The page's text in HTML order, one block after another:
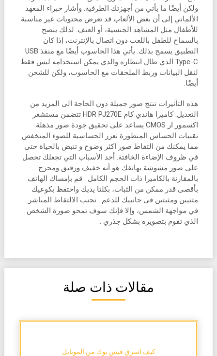
ولكن أيضًا ما يأتي من أجهزتك الطرفية. وأشار خبراء المعهد
الألماني إلى أن بعض الألعاب قد تعرض محتويات غير مناسبة
للأطفال مثل المشاهد الجنسية، أو العنف. لذلك ينصح
بالسماح للطفل باللعب دون اتصال بالإنترنت، إذا كان
التطبيق يسمح بذلك. يأتي هذا الحاسوب أيضًا مع منفذ USB
Type-C الذي طال انتظاره والذي يمكن استخدامه ليس فقط
لنقل البيانات وربط الملحقات مع الحاسوب، ولكن للشحن
أيضًا.
هذه التأثيرات تنتج صور جميلة دون الحاجة الى المزيد من
التعديل. كاميرا هاندي كام HDR PJ270E تتضمن مستشعر
اكسمور ار CMOS يساعد على تحقيق جودة صور مذهلة.
تقنيات الحساس المتطورة تعزز الحساسية للضوء المنخفض
مما يمكنك من التقاط صور اكثر وضوح و تنبض بالحياة حتى
في ظروف الإضاءة الخافتة. أحد الأسباب التي تجعلك تحصل
على صور مشوشة بهاتفك هو أنه خفيف ورقيق ومحرج
بالمقارنة بالكاميرا ذات الحجم الكامل . قم بإمساك الهاتف
بأقصى قدر ممكن من الثبات، بكلتا يديك واحتفظ بكوعيك
مثنيين ومثبتين في جانبيك للدعم . تجنب الالتقاط المباشر
في مواجهة الشمس، وإلا فإنك سوف تمحو صورة الشخص
الذي تقوم بتصويره بشكل جذري .
مقالات ذات صلة
كيف اسرق فيس بوك من الموبايل